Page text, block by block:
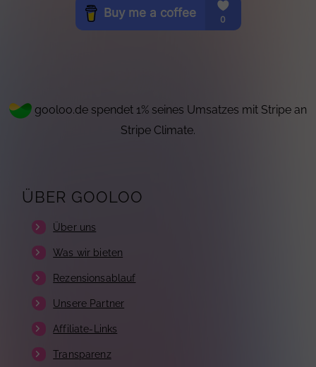
gooloo.de spendet 1% seines Umsatzes mit Stripe an
Stripe Climate.
ÜBER GOOLOO
Über uns
Was wir bieten
Rezensionsablauf
Unsere Partner
Affiliate-Links
Transparenz